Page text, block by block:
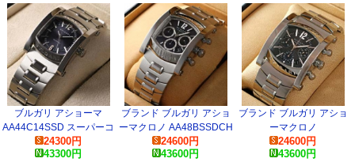
ブルガリ アショーマ
AA44C14SSD スーパーコ
ピー 時計
24300円
43300円
ブランド ブルガリ アショ
ーマクロノ AA48BSSDCH
コピー 時計
24600円
43600円
ブランド ブルガリ アショ
ーマクロノ
AA48C14SSDCH コピー
時計
24600円
43600円